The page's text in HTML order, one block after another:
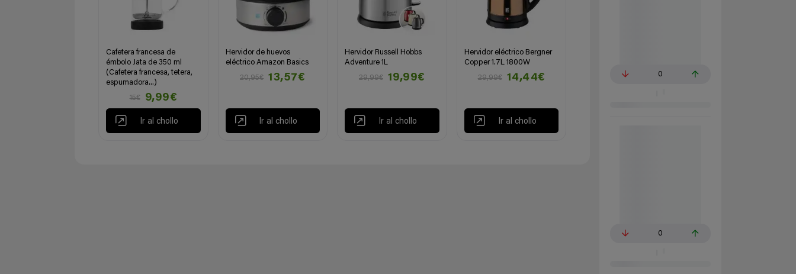
Cafetera francesa de
émbolo Jata de 350 ml
(Cafetera francesa, tetera,
espumadora...)
15€
9,99€
Ir al chollo
Hervidor de huevos
eléctrico Amazon Basics
20,95€
13,57€
Ir al chollo
Hervidor Russell Hobbs
Adventure 1L
29,99€
19,99€
Ir al chollo
Hervidor eléctrico Bergner
Copper 1.7L 1800W
29,99€
14,44€
Ir al chollo
0
0